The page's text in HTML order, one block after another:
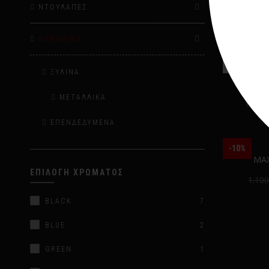
-10%
ΝΤΟΥΛΆΠΕΣ
ΚΟΜΟΔΊΝΑ
ΞΎΛΙΝΑ
ΜΕΤΑΛΛΙΚΆ
ΕΠΕΝΔΕΔΥΜΈΝΑ
ΕΠΙΛΟΓΉ ΧΡΏΜΑΤΟΣ
BLACK 7
BLUE 2
GREEN